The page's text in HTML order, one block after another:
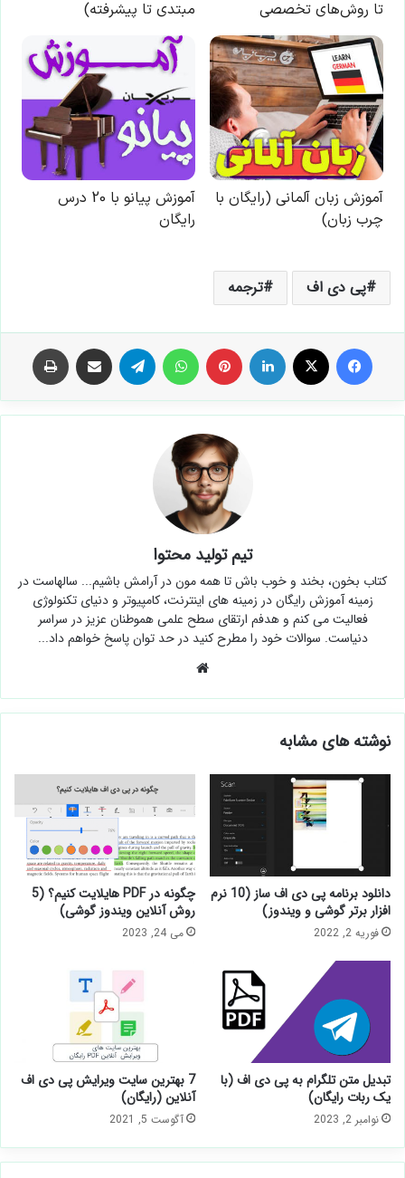
پی دی اف ترجمه
فیس بوک لینکدین ‫پین‌ترست تلگرام اشتراک گذاری از طریق ایمیل
تیم تولید محتوا
کتاب بخون، بخند و خوب باش تا همه مون در آرامش باشیم... سالهاست در
زمینه آموزش رایگان در زمینه های اینترنت، کامپیوتر و دنیای تکنولوژی
فعالیت می کنم و هدفم ارتقای سطح علمی هموطنان عزیز در سراسر
دنیاست. سوالات خود را مطرح کنید در حد توان پاسخ خواهم داد...
نوشته های مشابه
دانلود برنامه پی دی اف ساز (10 نرم
افزار برتر گوشی و ویندوز)
فوریه 2, 2022
چگونه در PDF هایلایت کنیم؟ (5
روش آنلاین ویندوز گوشی)
می 24, 2023
تبدیل متن تلگرام به پی دی اف (با
یک ربات رایگان)
نوامبر 2, 2023
7 بهترین سایت ویرایش پی دی اف
آنلاین (رایگان)
آگوست 5, 2021